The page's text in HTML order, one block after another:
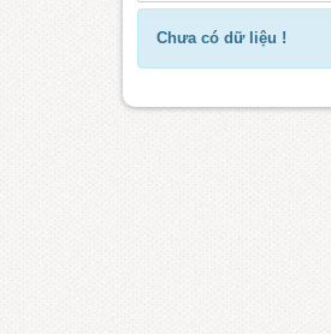
Chưa có dữ liệu !